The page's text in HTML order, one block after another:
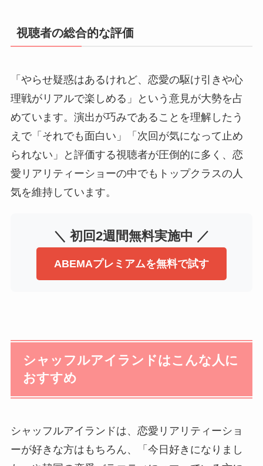
視聴者の総合的な評価
「やらせ疑惑はあるけれど、恋愛の駆け引きや心
理戦がリアルで楽しめる」という意見が大勢を占
めています。演出が巧みであることを理解したう
えで「それでも面白い」「次回が気になって止め
られない」と評価する視聴者が圧倒的に多く、恋
愛リアリティーショーの中でもトップクラスの人
気を維持しています。
＼ 初回2週間無料実施中 ／
ABEMAプレミアムを無料で試す
シャッフルアイランドはこんな人に
おすすめ
シャッフルアイランドは、恋愛リアリティーショ
ーが好きな方はもちろん、「今日好きになりまし